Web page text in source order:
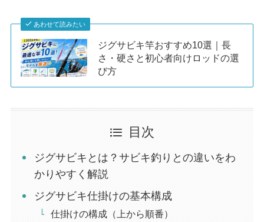
あわせて読みたい
ジグサビキ竿おすすめ10選｜長
さ・硬さと初心者向けロッドの選
び方
目次
ジグサビキとは？サビキ釣りとの違いをわ
かりやすく解説
ジグサビキ仕掛けの基本構成
仕掛けの構成（上から順番）